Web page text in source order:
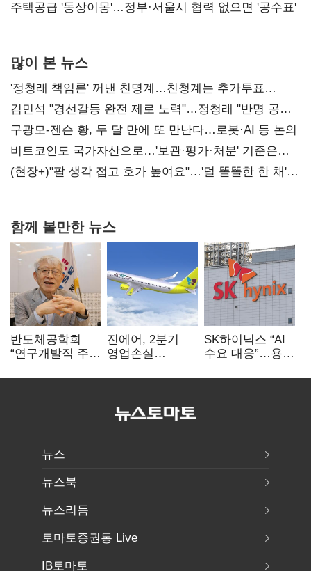
진실 밝혀야"
주택공급 '동상이몽'…정부·서울시 협력 없으면 '공수표'
많이 본 뉴스
'정청래 책임론' 꺼낸 친명계…친청계는 추가투표
때리기
김민석 "경선갈등 완전 제로 노력"…정청래 "반명 공세
사과부터"
구광모-젠슨 황, 두 달 만에 또 만난다…로봇·AI 등 논의
비트코인도 국가자산으로…'보관·평가·처분' 기준은
숙제
(현장+)"팔 생각 접고 호가 높여요"…'덜 똘똘한 한 채'
함께 볼만한 뉴스
반도체공학회
“연구개발직 주
개선해야”
진에어, 2분기
영업손실
상승 여파
SK하이닉스 “AI
수요 대응”…용인
투자
뉴스
뉴스북
뉴스리듬
토마토증권통 Live
IB토마토